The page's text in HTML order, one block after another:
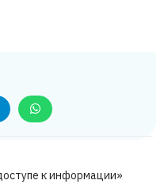
к информации»